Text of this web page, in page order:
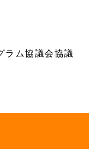
ラム協議会協議